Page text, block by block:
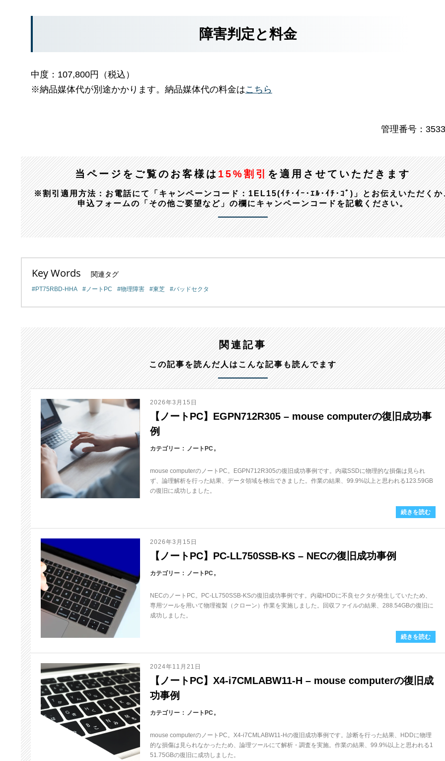
障害判定と料金
中度：107,800円（税込）
※納品媒体代が別途かかります。納品媒体代の料金はこちら
管理番号：
当ページをご覧のお客様は 15%割引 を適用させていただきます
※割引適用方法：お電話にて「キャンペーンコード：1EL15(ｲﾁ･ｲｰ･ｴﾙ･ｲﾁ･ｺﾞ)」とお伝えいただくか
申込フォームの「その他ご要望など」の欄にキャンペーンコードを記載ください。
Key Words 関連タグ
PT75RBD-HHA ノートPC 物理障害 東芝 バッドセクタ
関連記事
この記事を読んだ人はこんな記事も読んでます
2026年3月15日
【ノートPC】EGPN712R305 – mouse computerの復旧成功事
例
カテゴリー ノートPC
mouse computerのノートPC。EGPN712R305の復旧成功事例です。内蔵SSDに物理的な損傷は見られ
ず、論理解析を行った結果、データ領域を検出できました。作業の結果、99.9%以上と思われる123.59GB
の復旧に成功しました。
続きを読む
2026年3月15日
【ノートPC】PC-LL750SSB-KS – NECの復旧成功事例
カテゴリー ノートPC
NECのノートPC。PC-LL750SSB-KSの復旧成功事例です。内蔵HDDに不良セクタが発生していたため、
専用ツールを用いて物理複製（クローン）作業を実施しました。回収ファイルの結果、288.54GBの復旧に
成功しました。
続きを読む
2024年11月21日
【ノートPC】X4-i7CMLABW11-H – mouse computerの復旧成
功事例
カテゴリー ノートPC
mouse computerのノートPC。X4-i7CMLABW11-Hの復旧成功事例です。診断を行った結果、HDDに物理
的な損傷は見られなかったため、論理ツールにて解析・調査を実施。作業の結果、99.9%以上と思われる1
51.75GBの復旧に成功しました。